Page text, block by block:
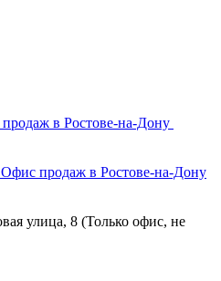
в Ростове-на-Дону
Офис продаж в Ростове-на-Дону
улица, 8 (Только офис, не